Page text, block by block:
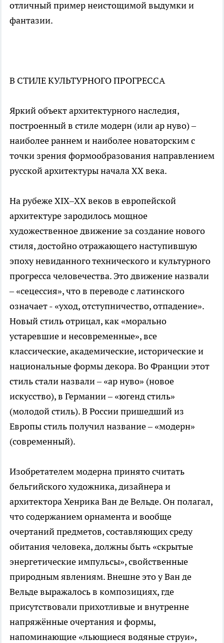
отличный пример неистощимой выдумки и
фантазии.
В СТИЛЕ КУЛЬТУРНОГО ПРОГРЕССА
Яркий объект архитектурного наследия,
построенный в стиле модерн (или ар нуво) –
наиболее раннем и наиболее новаторским с
точки зрения формообразования направлением
русской архитектуры начала ХХ века.
На рубеже ХIХ–ХХ веков в европейской
архитектуре зародилось мощное
художественное движение за создание нового
стиля, достойно отражающего наступившую
эпоху невиданного технического и культурного
прогресса человечества. Это движение назвали
– «сецессия», что в переводе с латинского
означает - «уход, отступничество, отпадение».
Новый стиль отрицал, как «морально
устаревшие и несовременные», все
классические, академические, исторические и
национальные формы декора. Во Франции этот
стиль стали назвали – «ар нуво» (новое
искусство), в Германии – «югенд стиль»
(молодой стиль). В России пришедший из
Европы стиль получил название – «модерн»
(современный).
Изобретателем модерна принято считать
бельгийского художника, дизайнера и
архитектора Хенрика Ван де Вельде. Он полагал,
что содержанием орнамента и вообще
очертаний предметов, составляющих среду
обитания человека, должны быть «скрытые
энергетические импульсы», свойственные
природным явлениям. Внешне это у Ван де
Вельде выражалось в композициях, где
присутствовали прихотливые и внутренне
напряжённые очертания и формы,
напоминающие «льющиеся водяные струи»,